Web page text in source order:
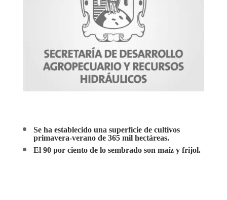
Se ha establecido una superficie de cultivos
primavera-verano de 365 mil hectáreas.
El 90 por ciento de lo sembrado son maíz y frijol.